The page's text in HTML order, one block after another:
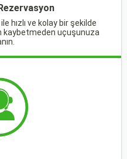
hızlı ve kolay bir şekilde
kaybetmeden uçuşunuza